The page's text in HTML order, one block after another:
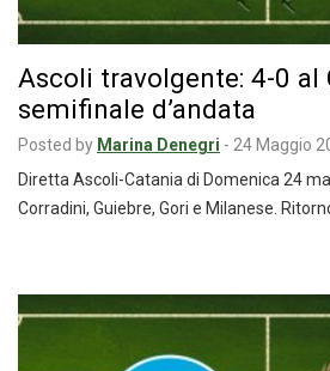
Ascoli travolgente: 4-0 al
semifinale d’andata
Posted by Marina Denegri - 24 Maggio
Diretta Ascoli-Catania di Domenica 24
Corradini, Guiebre, Gori e Milanese.